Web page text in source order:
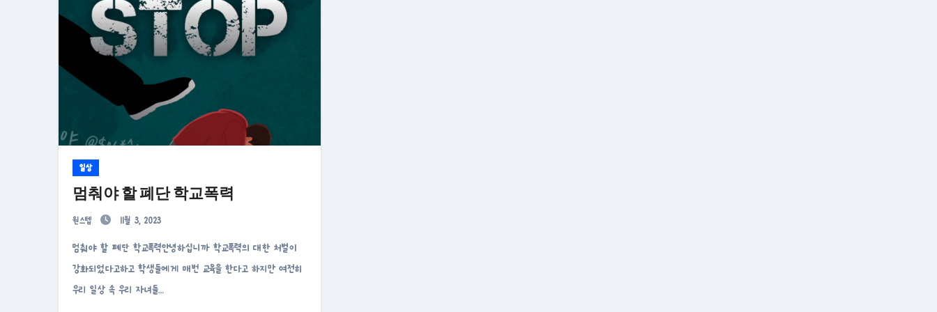
일상
멈춰야 할 폐단 학교폭력
원스텝 11월 3, 2023
멈춰야 할 폐단 학교폭력안녕하십니까 학교폭력의 대한 처벌이
강화되었다고하고 학생들에게 매번 교육을 한다고 하지만 여전히
우리 일상 속 우리 자녀들…